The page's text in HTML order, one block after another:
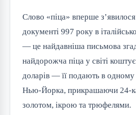
Слово «піца» вперше
документі 997 року в
— це найдавніша письмова
найдорожча піца у світі
доларів — її подають в одному
Нью-Йорка, прикрашаючи 24-
золотом, ікрою та трюфелями.